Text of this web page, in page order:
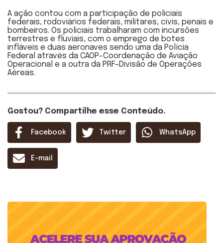
A ação contou com a participação de policiais
federais, rodoviários federais, militares, civis, penais e
bombeiros. Os policiais trabalharam com incursões
terrestres e fluviais, com o emprego de botes
infláveis e duas aeronaves sendo uma da Polícia
Federal através da CAOP-Coordenação de Aviação
Operacional e a outra da PRF–Divisão de Operações
Aéreas.
Gostou? Compartilhe esse Conteúdo.
Facebook Twitter WhatsApp
E-mail